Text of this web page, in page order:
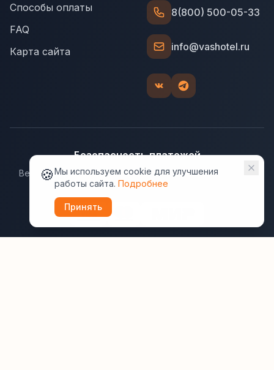
Способы оплаты
FAQ
Карта сайта
8(800) 500-05-33
info@vashotel.ru
Безопасность платежей
Ведущие платёжные системы гарантируют надёжную
защиту данных.
🍪Мы используем cookie для улучшения
работы сайта. Подробнее
Принять